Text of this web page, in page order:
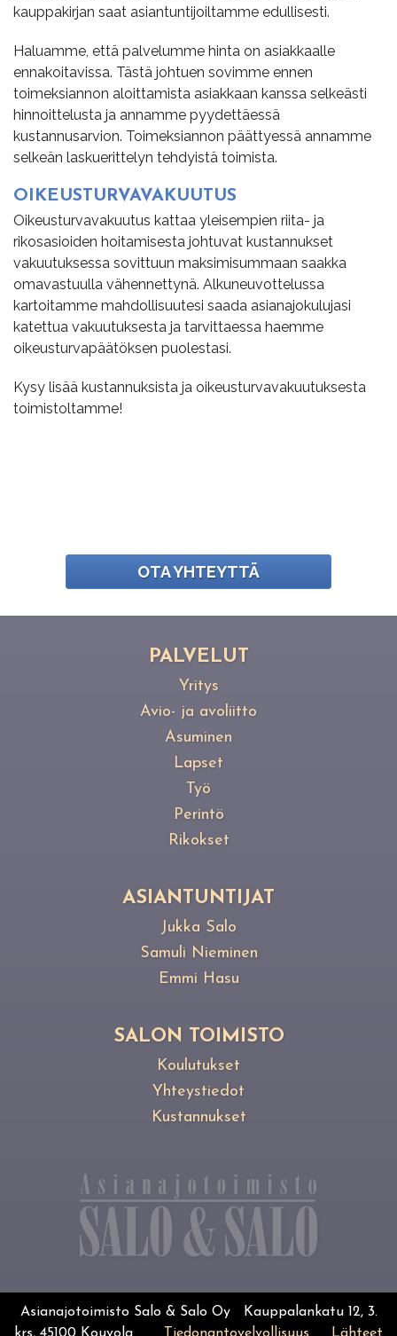
kauppakirjan saat asiantuntijoiltamme edullisesti.
Haluamme, että palvelumme hinta on asiakkaalle
ennakoitavissa. Tästä johtuen sovimme ennen
toimeksiannon aloittamista asiakkaan kanssa selkeästi
hinnoittelusta ja annamme pyydettäessä
kustannusarvion. Toimeksiannon päättyessä annamme
selkeän laskuerittelyn tehdyistä toimista.
OI­KEUS­TUR­VA­VA­KUU­TUS
Oikeusturvavakuutus kattaa yleisempien riita- ja
rikosasioiden hoitamisesta johtuvat kustannukset
vakuutuksessa sovittuun maksimisummaan saakka
omavastuulla vähennettynä. Alkuneuvottelussa
kartoitamme mahdollisuutesi saada asianajokulujasi
katettua vakuutuksesta ja tarvittaessa haemme
oikeusturvapäätöksen puolestasi.
Kysy lisää kustannuksista ja oikeusturvavakuutuksesta
toimistoltamme!
OTA YHTEYTTÄ
PAL­VE­LUT
Yritys
Avio- ja avoliitto
Asuminen
Lapset
Työ
Perintö
Rikokset
ASIANTUNTIJAT
Jukka Salo
Samuli Nieminen
Emmi Hasu
SALON TOIMISTO
Koulutukset
Yhteystiedot
Kustannukset
Asianajotoimisto Salo & Salo Oy Kauppalankatu 12, 3.